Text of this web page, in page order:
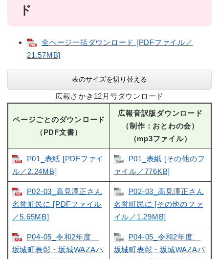
ド
全ページ一括ダウンロード [PDFファイル／
21.57MB]
表のサイズを切り替える
広報さかき12月号ダウンロード
ページごとのダウンロード
（PDF文書）
広報音訳版ダウンロード
（制作：おとわの会）
（mp3ファイル）
P01_表紙 [PDFファイ
ル／2.24MB]
P01_表紙 [その他のフ
ァイル／776KB]
P02-03_高見澤正さん
名誉町民に [PDFファイル
／5.65MB]
P02-03_高見澤正さん
名誉町民に [その他のファ
イル／1.29MB]
P04-05_令和2年度
坂城町表彰・坂城WAZAパ
P04-05_令和2年度
坂城町表彰・坂城WAZAパ